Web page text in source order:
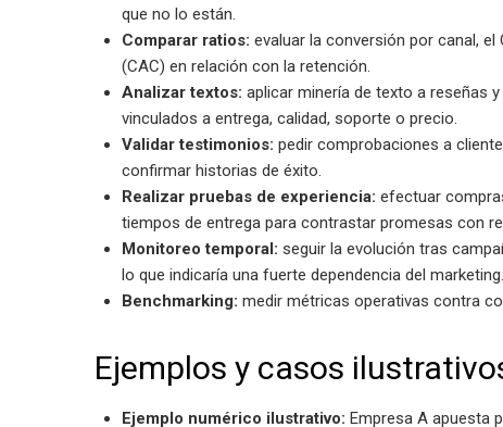
que no lo están.
Comparar ratios: evaluar la conversión por canal,
(CAC) en relación con la retención.
Analizar textos: aplicar minería de texto a reseñas
vinculados a entrega, calidad, soporte o precio.
Validar testimonios: pedir comprobaciones a
confirmar historias de éxito.
Realizar pruebas de experiencia: efectuar
tiempos de entrega para contrastar promesas con
Monitoreo temporal: seguir la evolución tras
lo que indicaría una fuerte dependencia del marketing.
Benchmarking: medir métricas operativas contra
Ejemplos y casos
Ejemplo numérico ilustrativo: Empresa A apuesta